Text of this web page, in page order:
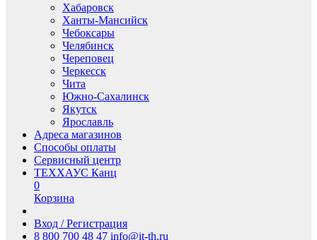
Хабаровск
Ханты-Мансийск
Чебоксары
Челябинск
Череповец
Черкесск
Чита
Южно-Сахалинск
Якутск
Ярославль
Адреса магазинов
Способы оплаты
Сервисный центр
ТЕХХАУС Канц
0
Корзина
Вход / Регистрация
8 800 700 48 47 info@it-th.ru